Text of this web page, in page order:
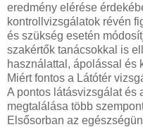
eredmény elérése
kontrollvizsgálatok révén
és szükség esetén
szakértők tanácsokkal is
használattal, ápolással és
Miért fontos a Látótér
A pontos látásvizsgálat és
megtalálása több
Elsősorban az